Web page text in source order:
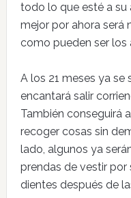
todo lo que esté a su
mejor por ahora será
como pueden ser los
A los 21 meses ya se
encantará salir
También conseguirá
recoger cosas sin
lado, algunos ya
prendas de vestir por
dientes después de